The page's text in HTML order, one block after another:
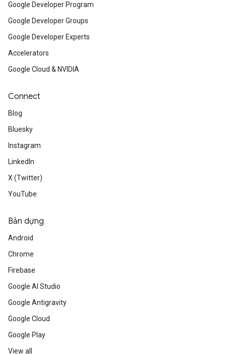
Google Developer Program
Google Developer Groups
Google Developer Experts
Accelerators
Google Cloud & NVIDIA
Connect
Blog
Bluesky
Instagram
LinkedIn
X (Twitter)
YouTube
Bản dựng
Android
Chrome
Firebase
Google AI Studio
Google Antigravity
Google Cloud
Google Play
View all